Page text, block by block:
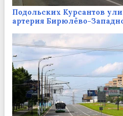
Подольских Курсантов
артерия Бирюлёво-